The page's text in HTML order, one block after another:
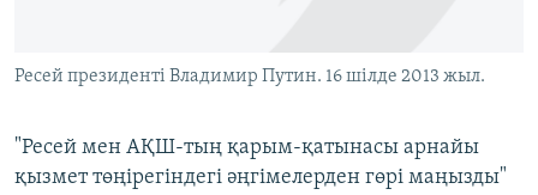
Ресей президенті Владимир Путин. 16 шілде 2013 жыл.
"Ресей мен АҚШ-тың қарым-қатынасы арнайы
қызмет төңірегіндегі әңгімелерден гөрі маңызды"